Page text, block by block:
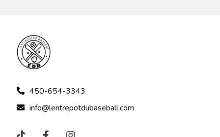
450-654-3343
info@lentrepotdubaseball.com